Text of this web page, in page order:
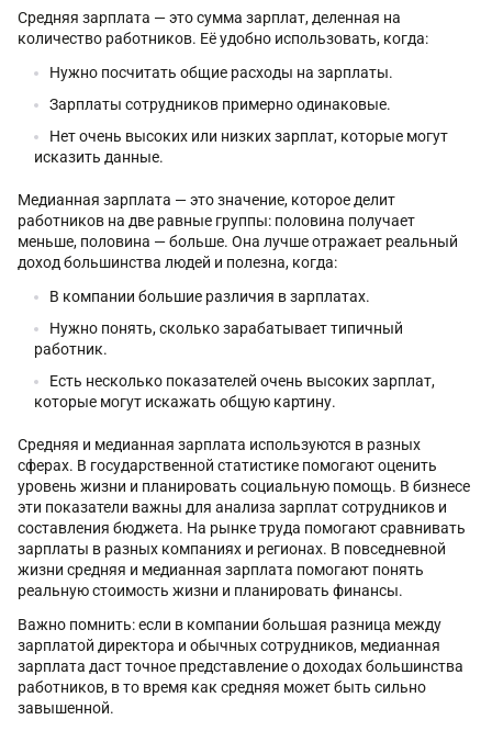
Средняя зарплата — это сумма зарплат, деленная на
количество работников. Её удобно использовать, когда:
Нужно посчитать общие расходы на зарплаты.
Зарплаты сотрудников примерно одинаковые.
Нет очень высоких или низких зарплат, которые могут
исказить данные.
Медианная зарплата — это значение, которое делит
работников на две равные группы: половина получает
меньше, половина — больше. Она лучше отражает реальный
доход большинства людей и полезна, когда:
В компании большие различия в зарплатах.
Нужно понять, сколько зарабатывает типичный
работник.
Есть несколько показателей очень высоких зарплат,
которые могут искажать общую картину.
Средняя и медианная зарплата используются в разных
сферах. В государственной статистике помогают оценить
уровень жизни и планировать социальную помощь. В бизнесе
эти показатели важны для анализа зарплат сотрудников и
составления бюджета. На рынке труда помогают сравнивать
зарплаты в разных компаниях и регионах. В повседневной
жизни средняя и медианная зарплата помогают понять
реальную стоимость жизни и планировать финансы.
Важно помнить: если в компании большая разница между
зарплатой директора и обычных сотрудников, медианная
зарплата даст точное представление о доходах большинства
работников, в то время как средняя может быть сильно
завышенной.